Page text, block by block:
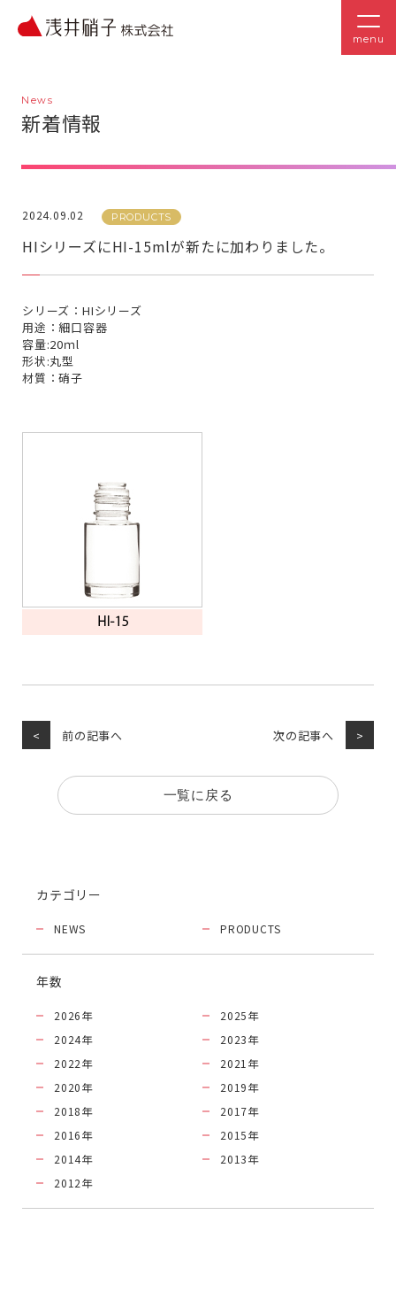
menu
News
新着情報
2024.09.02 PRODUCTS
HIシリーズにHI-15mlが新たに加わりました。
シリーズ：HIシリーズ
用途：細口容器
容量:20ｍl
形状:丸型
材質：硝子
前の記事へ
一覧に戻る
次の記事へ
カテゴリー
NEWS PRODUCTS
年数
2026年 2025年
2024年 2023年
2022年 2021 年
2020年 2019年
2018年 2017年
2016年 2015年
2014年 2013年
2012年